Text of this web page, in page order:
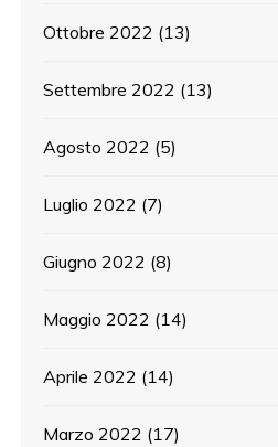
Ottobre 2022 (13)
Settembre 2022 (13)
Agosto 2022 (5)
Luglio 2022 (7)
Giugno 2022 (8)
Maggio 2022 (14)
Aprile 2022 (14)
Marzo 2022 (17)